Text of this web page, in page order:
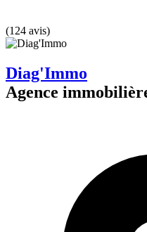
(124 avis)
Diag'Immo
Agence